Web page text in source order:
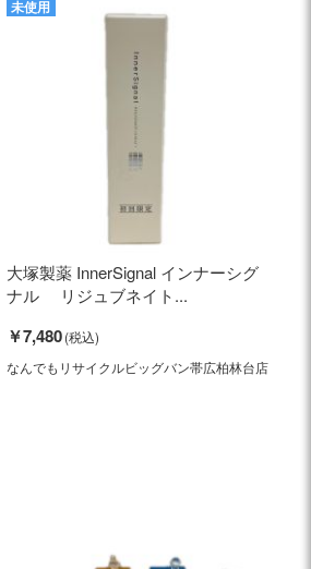
大塚製薬 InnerSignal インナーシグ
ナル リジュブネイト...
￥7,480
未使用
なんでもリサイクルビッグバン帯広柏林台店